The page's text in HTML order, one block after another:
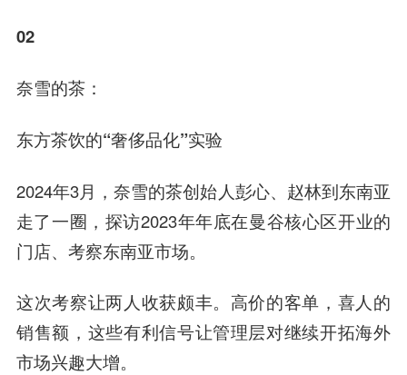
02
奈雪的茶：
东方茶饮的“奢侈品化”实验
2024年3月，奈雪的茶创始人彭心、赵林到东南亚
走了一圈，探访2023年年底在曼谷核心区开业的
门店、考察东南亚市场。
这次考察让两人收获颇丰。高价的客单，喜人的
销售额，这些有利信号让管理层对继续开拓海外
市场兴趣大增。